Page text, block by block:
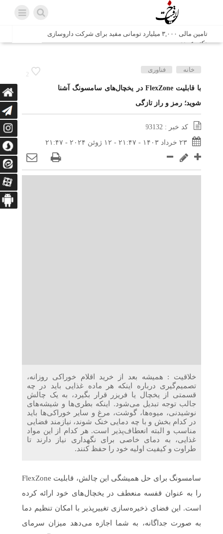
تامین مالی ۳,۰۰۰ میلیارد تومانی مفید برای شرکت داروسازی
دکتر عبیدی
شش وزیر کابینه پاکستان با حضور در سفارت ایران در اسلام
اتابک: ظرفیت های جدید همکاری‌های تجاری ایران و پاکستان با
محوریت بخش خصوصی فعال می‌شود
در مسیر جا‌مانده‌ها، دل‌ها به کربلا رسیده است
وزیر صمت خواستار پیگیری کانتینرهای ایرانی در بندر کراچی
شد / تجارت ۱۰ میلیارد دلاری ایران و پاکستان
2
خانه فناوری
با قابلیت FlexZone در یخچال‌های سامسونگ آشنا
شوید؛ رمز و راز تازگی
کد خبر : 93132
۲۳ خرداد ۱۴۰۳ - ۲۱:۴۷ - ۱۲ ژوئن ۲۰۲۴ - ۲۱:۴۷
خلاقیت : همیشه بعد از خرید اقلام خوراکی روزانه،
تصمیم‌گیری درباره اینکه هر ماده غذایی باید در چه
قسمتی از یخچال یا فریزر قرار بگیرد، به یک چالش
جالب توجه تبدیل می‌شود. اینکه بطری‌ها و شیشه‌های
نوشیدنی، میوه‌ها، گوشت، مرغ و سایر خوراکی‌ها باید
در کدام بخش و با چه دمایی خنک‌ شوند، نیازمند فضایی
مناسب و البته انعطاف‌پذیر است. هر کدام از این مواد
غذایی، به دمای خاصی برای نگهداری نیاز دارند تا
طراوت و کیفیت اولیه خود را حفظ کنند.
سامسونگ برای حل همیشگی این چالش، قابلیت FlexZone
را به عنوان قفسه منعطف در یخچال‌های خود ارائه کرده
است. این فضای ذخیره‌سازی تغییرپذیر با امکان تنظیم دما
به صورت جداگانه، به شما اجازه می‌دهد میزان سرمای